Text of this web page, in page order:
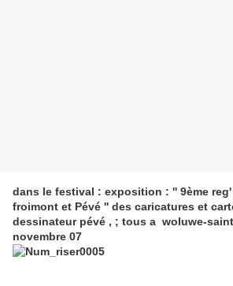
dans le festival : exposition : '' 9ème
froimont et Pévé '' des caricatures et
dessinateur pévé , ; tous a woluwe-
novembre 07